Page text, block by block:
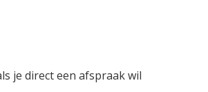
je direct een afspraak wil